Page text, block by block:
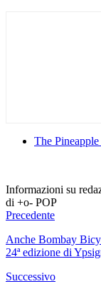
The
Informazioni su
di +o- POP
Precedente
Anche Bombay
24ª edizione di
Successivo